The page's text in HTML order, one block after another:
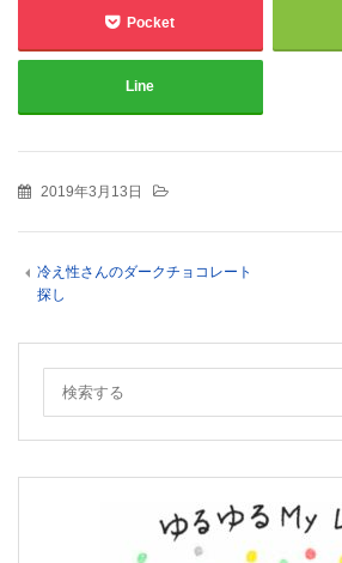
Pocket
Line
2019年3月13日
冷え性さんのダークチョコレート
探し